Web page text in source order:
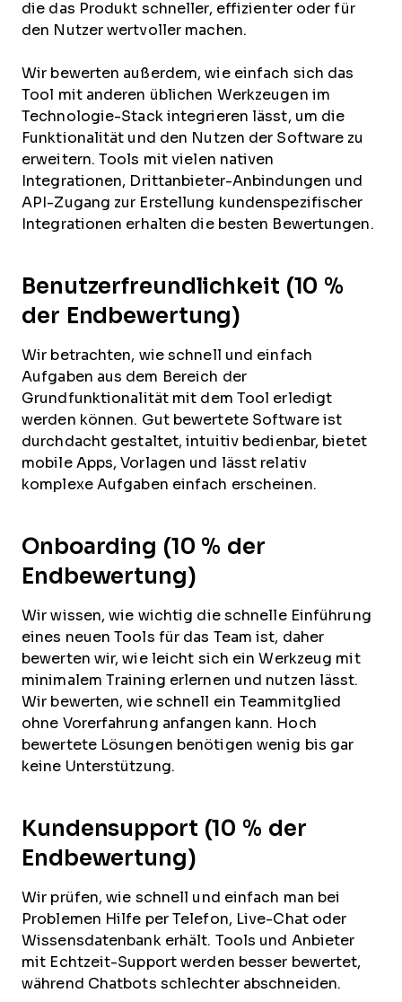
die das Produkt schneller, effizienter oder für
den Nutzer wertvoller machen.
Wir bewerten außerdem, wie einfach sich das
Tool mit anderen üblichen Werkzeugen im
Technologie-Stack integrieren lässt, um die
Funktionalität und den Nutzen der Software zu
erweitern. Tools mit vielen nativen
Integrationen, Drittanbieter-Anbindungen und
API-Zugang zur Erstellung kundenspezifischer
Integrationen erhalten die besten Bewertungen.
Benutzerfreundlichkeit (10 %
der Endbewertung)
Wir betrachten, wie schnell und einfach
Aufgaben aus dem Bereich der
Grundfunktionalität mit dem Tool erledigt
werden können. Gut bewertete Software ist
durchdacht gestaltet, intuitiv bedienbar, bietet
mobile Apps, Vorlagen und lässt relativ
komplexe Aufgaben einfach erscheinen.
Onboarding (10 % der
Endbewertung)
Wir wissen, wie wichtig die schnelle Einführung
eines neuen Tools für das Team ist, daher
bewerten wir, wie leicht sich ein Werkzeug mit
minimalem Training erlernen und nutzen lässt.
Wir bewerten, wie schnell ein Teammitglied
ohne Vorerfahrung anfangen kann. Hoch
bewertete Lösungen benötigen wenig bis gar
keine Unterstützung.
Kundensupport (10 % der
Endbewertung)
Wir prüfen, wie schnell und einfach man bei
Problemen Hilfe per Telefon, Live-Chat oder
Wissensdatenbank erhält. Tools und Anbieter
mit Echtzeit-Support werden besser bewertet,
während Chatbots schlechter abschneiden.